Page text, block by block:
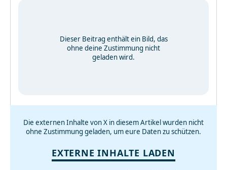
Dieser Beitrag enthält ein Bild, das
ohne deine Zustimmung nicht
geladen wird.
Die externen Inhalte von X in diesem Artikel wurden nicht
ohne Zustimmung geladen, um eure Daten zu schützen.
EXTERNE INHALTE LADEN